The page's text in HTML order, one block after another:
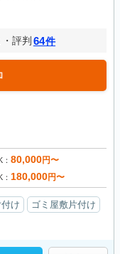
評判 64件
80,000円〜
180,000円〜
け
ゴミ屋敷片付け